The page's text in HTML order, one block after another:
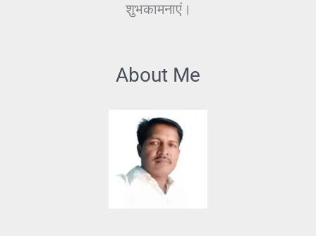
शुभकामनाएं।
About Me